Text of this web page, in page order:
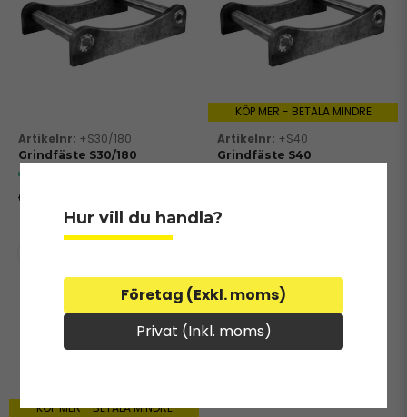
+S30/180
Grindfäste S30/180
690 kr
KÖP MER - BETALA MINDRE
+S40
Grindfäste S40
KÖP MER - BETALA MINDRE
Hur vill du handla?
Företag (Exkl. moms)
Privat (Inkl. moms)